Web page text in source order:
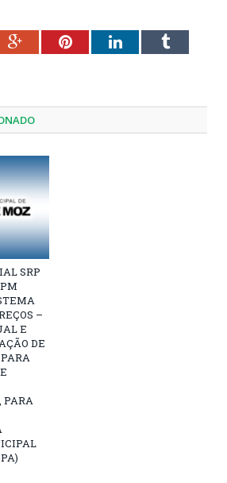
Google+PinterestLinkedInTumblr
SRP
–
E
DE
PARA